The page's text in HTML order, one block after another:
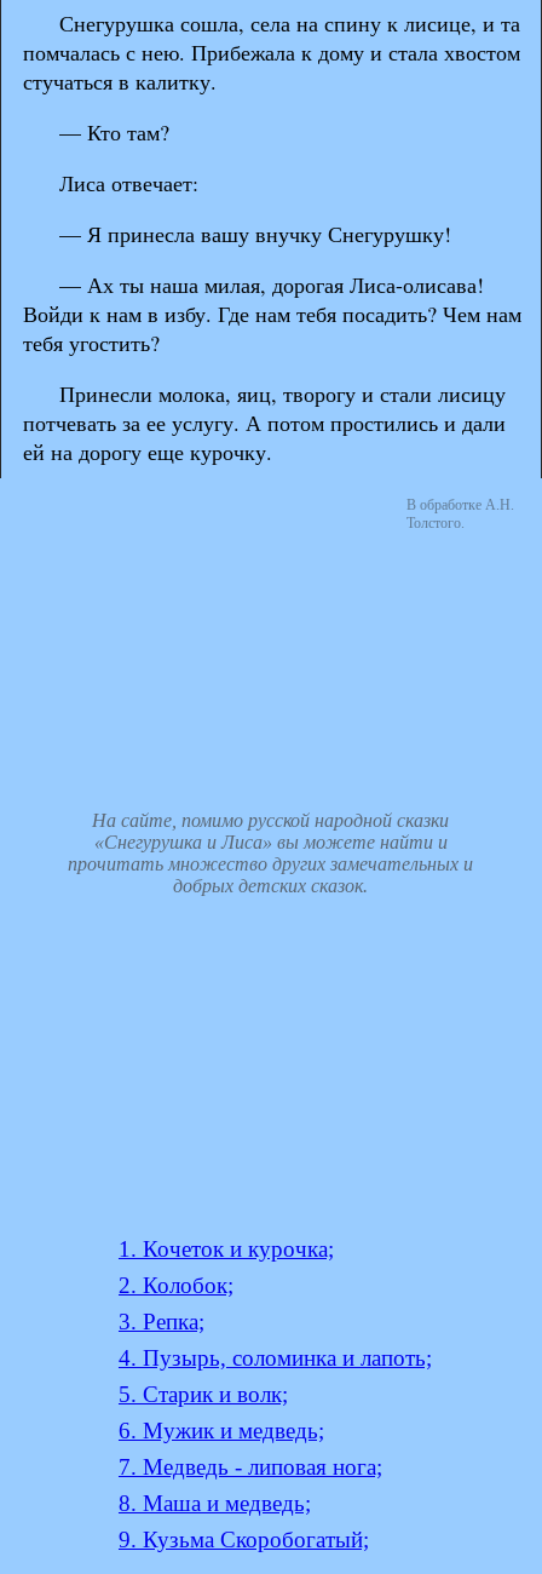
Снегурушка сошла, села на спину к лисице, и та
помчалась с нею. Прибежала к дому и стала хвостом
стучаться в калитку.
— Кто там?
Лиса отвечает:
— Я принесла вашу внучку Снегурушку!
— Ах ты наша милая, дорогая Лиса-олисава!
Войди к нам в избу. Где нам тебя посадить? Чем нам
тебя угостить?
Принесли молока, яиц, творогу и стали лисицу
потчевать за ее услугу. А потом простились и дали
ей на дорогу еще курочку.
В обработке А.Н.
Толстого.
На сайте, помимо русской народной сказки
«Снегурушка и Лиса» вы можете найти и
прочитать множество других замечательных и
добрых детских сказок.
1. Кочеток и курочка;
2. Колобок;
3. Репка;
4. Пузырь, соломинка и лапоть;
5. Старик и волк;
6. Мужик и медведь;
7. Медведь - липовая нога;
8. Маша и медведь;
9. Кузьма Скоробогатый;